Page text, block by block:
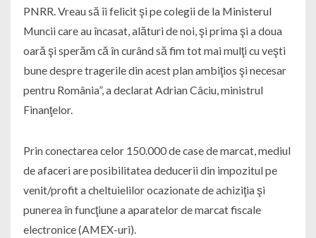
PNRR. Vreau să îi felicit şi pe colegii de la Ministerul
Muncii care au încasat, alături de noi, şi prima şi a doua
oară şi sperăm că în curând să fim tot mai mulţi cu veşti
bune despre tragerile din acest plan ambiţios şi necesar
pentru România”, a declarat Adrian Câciu, ministrul
Finanţelor.
Prin conectarea celor 150.000 de case de marcat, mediul
de afaceri are posibilitatea deducerii din impozitul pe
venit/profit a cheltuielilor ocazionate de achiziţia şi
punerea în funcţiune a aparatelor de marcat fiscale
electronice (AMEX-uri).